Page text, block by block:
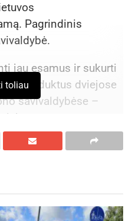
Pagrindinis
jau esamus ir sukurti
produktus dviejose
savivaldybėse –
metu
dvaro sodybos
Projektu
erdves įžengs
programa (patirtis),
toliau